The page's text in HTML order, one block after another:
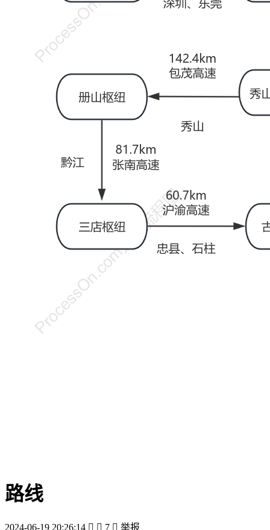
路线
2024-06-19 20:26:14   7  举报